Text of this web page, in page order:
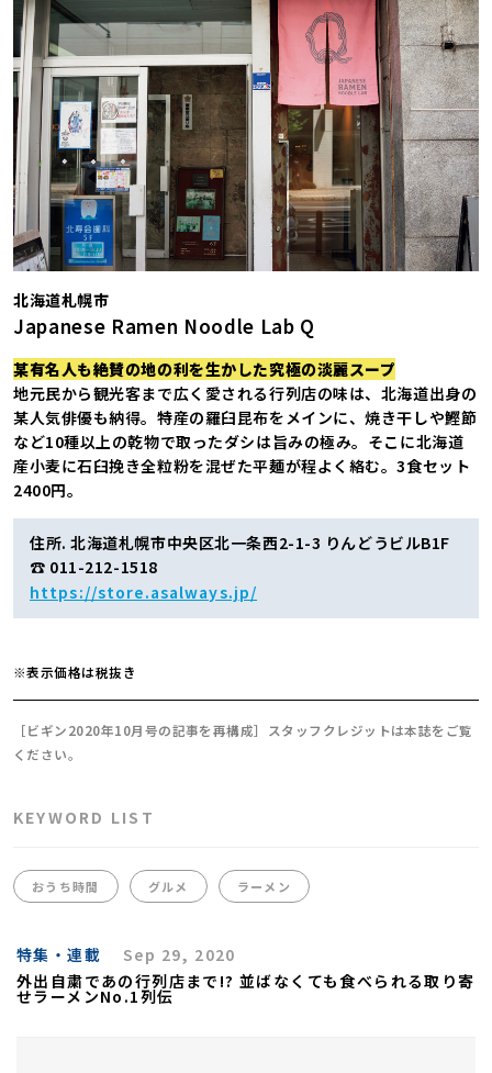
北海道札幌市
Japanese Ramen Noodle Lab Q
某有名人も絶賛の地の利を生かした究極の淡麗スープ
地元民から観光客まで広く愛される行列店の味は、北海道出身の
某人気俳優も納得。特産の羅臼昆布をメインに、焼き干しや鰹節
など10種以上の乾物で取ったダシは旨みの極み。そこに北海道
産小麦に石臼挽き全粒粉を混ぜた平麺が程よく絡む。3食セット
2400円。
住所. 北海道札幌市中央区北一条西2-1-3 りんどうビルB1F
☎ 011-212-1518
https://store.asalways.jp/
※表示価格は税抜き
［ビギン2020年10月号の記事を再構成］スタッフクレジットは本誌をご覧
ください。
KEYWORD LIST
おうち時間 グルメ ラーメン
特集・連載
Sep 29, 2020
外出自粛であの行列店まで!? 並ばなくても食べられる取り寄
せラーメンNo.1列伝